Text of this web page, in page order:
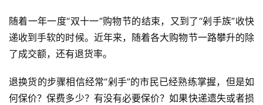
随着一年一度“双十一”购物节的结束，又到了“剁手族”收快
递收到手软的时候。近年来，随着各大购物节一路攀升的除
了成交额，还有退货率。
退换货的步骤相信经常“剁手”的市民已经熟练掌握，但是如
何保价？保费多少？有没有必要保价？如果快递遗失或者损